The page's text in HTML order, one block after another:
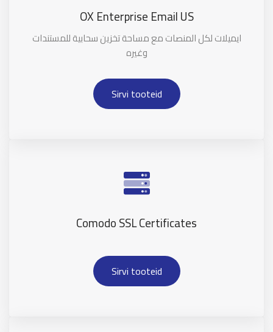
OX Enterprise Email US
ايميلات لكل المنصات مع مساحة تخزين سحابية للمستندات
وغيره
Sirvi tooteid
Comodo SSL Certificates
Sirvi tooteid